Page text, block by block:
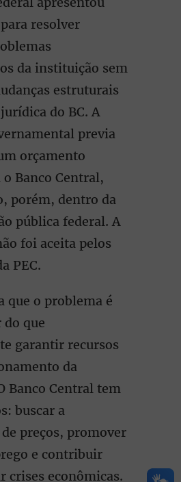
resolver
da instituição sem
estruturais
do BC. A
previa
orçamento
Banco Central,
porém, dentro da
pública federal. A
foi aceita pelos
PEC.
que o problema é
que
garantir recursos
da
Banco Central tem
buscar a
preços, promover
e contribuir
crises econômicas.